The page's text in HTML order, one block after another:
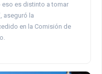
eso es distinto a tomar
aseguró la
en la Comisión de